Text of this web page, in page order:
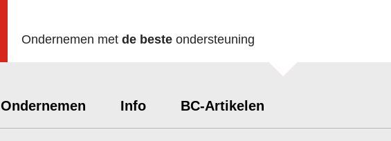
Ondernemen met de beste ondersteuning
Ondernemen Info BC-Artikelen